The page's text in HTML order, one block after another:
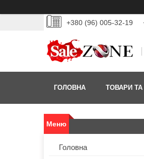
+380 (96) 005-32-19
ГОЛОВНА ТОВАРИ ТА
Головна